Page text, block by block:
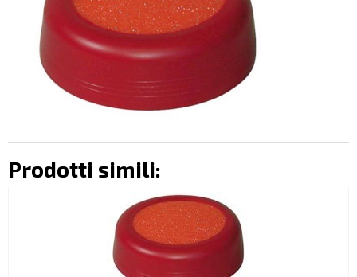
Prodotti simili: